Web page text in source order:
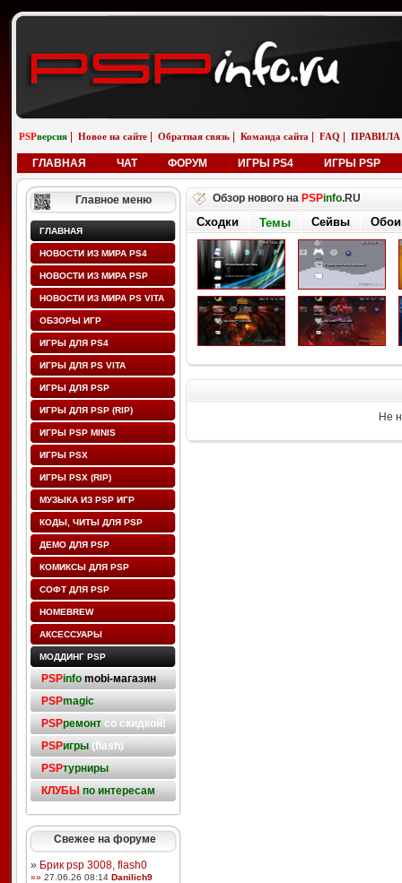
PSPверсия Новое на сайте Обратная связь Команда сайта FAQ ПРАВИЛА
ГЛАВНАЯ ЧАТ ФОРУМ ИГРЫ PS4 ИГРЫ PSP
Главное меню
ГЛАВНАЯ
НОВОСТИ ИЗ МИРА PS4
НОВОСТИ ИЗ МИРА PSP
НОВОСТИ ИЗ МИРА PS VITA
ОБЗОРЫ ИГР
ИГРЫ ДЛЯ PS4
ИГРЫ ДЛЯ PS VITA
ИГРЫ ДЛЯ PSP
ИГРЫ ДЛЯ PSP (RIP)
ИГРЫ PSP MINIS
ИГРЫ PSX
ИГРЫ PSX (RIP)
МУЗЫКА ИЗ PSP ИГР
КОДЫ, ЧИТЫ ДЛЯ PSP
ДЕМО ДЛЯ PSP
КОМИКСЫ ДЛЯ PSP
СОФТ ДЛЯ PSP
HOMEBREW
АКСЕССУАРЫ
МОДДИНГ PSP
PSPinfo mobi-магазин
PSPmagic
PSPремонтсо скидкой!
PSPигры(flash)
PSPтурниры
КЛУБЫ по интересам
Свежее на форуме
» Брик psp 3008, flash0
»» 27.06.26 08:14 Danilich9
Обзор нового на PSPinfo.RU
Сходки Темы Сейвы Обои
Не